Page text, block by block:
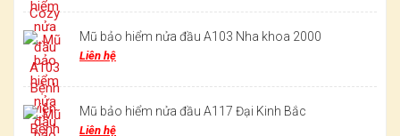
Mũ bảo hiểm nửa đầu A103 Nha khoa 2000
Liên hệ
Mũ bảo hiểm nửa đầu A117 Đại Kinh Bắc
Liên hệ